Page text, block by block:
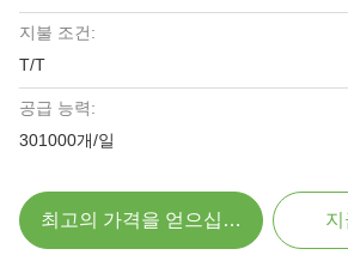
지불 조건:
T/T
공급 능력:
301000개/일
최고의 가격을 얻으십시오